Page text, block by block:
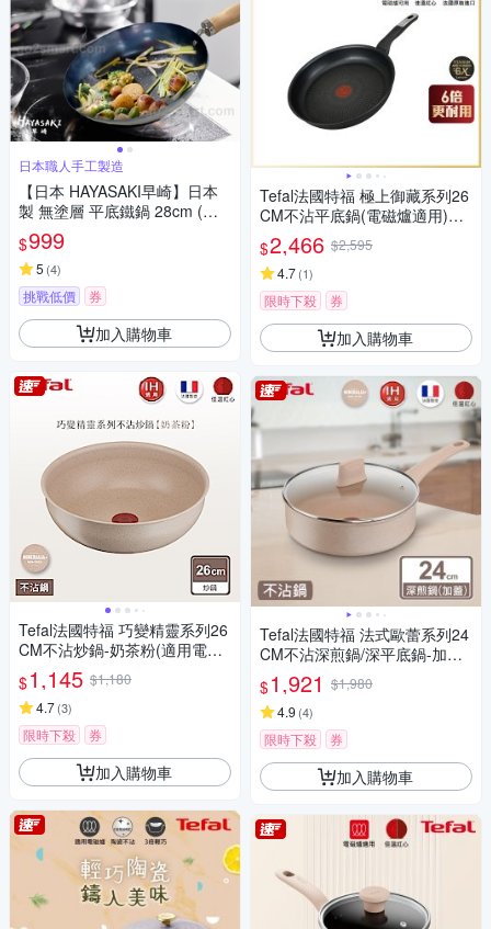
日本職人手工製造
【日本 HAYASAKI早崎】日本
製 無塗層 平底鐵鍋 28cm (不
沾平底鐵鍋/鐵炒鍋/日本鐵鍋/不
沾鍋)
$999
5 (4)
挑戰低價 券
加入購物車
Tefal法國特福 巧變精靈系列26
CM不沾炒鍋-奶茶粉(適用電磁
爐)
$1,145 $1,180
4.7(3)
限時下殺 券
加入購物車
Tefal法國特福 極上御藏系列26
CM不沾平底鍋(電磁爐適用)
(快)
$2,466 $2,595
4.7(1)
限時下殺 券
加入購物車
Tefal法國特福 法式歐蕾系列24
CM不沾深煎鍋/深平底鍋-加蓋
(適用電磁爐)
$1,921 $1,980
4.9 (4)
限時下殺 券
加入購物車